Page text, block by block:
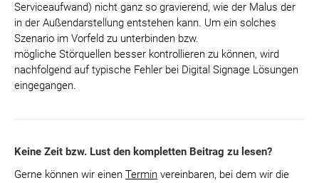
Serviceaufwand) nicht ganz so gravierend, wie der Malus der
in der Außendarstellung entstehen kann. Um ein solches
Szenario im Vorfeld zu unterbinden bzw.
mögliche Störquellen besser kontrollieren zu können, wird
nachfolgend auf typische Fehler bei Digital Signage Lösungen
eingegangen.
Keine Zeit bzw. Lust den kompletten Beitrag zu lesen?
Gerne können wir einen Termin vereinbaren, bei dem wir die